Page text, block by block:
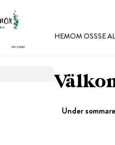
HEMOM OSSSE
Under